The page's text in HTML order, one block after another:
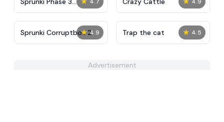
Definitive
★ 4.9
Sprunki Corruptbox 2 ★ 4.5
Trap the cat
Advertisement